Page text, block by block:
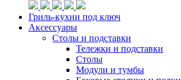
Гриль-кухни под ключ
Аксессуары
Столы и подставки
Тележки и подставки
Столы
Модули и тумбы